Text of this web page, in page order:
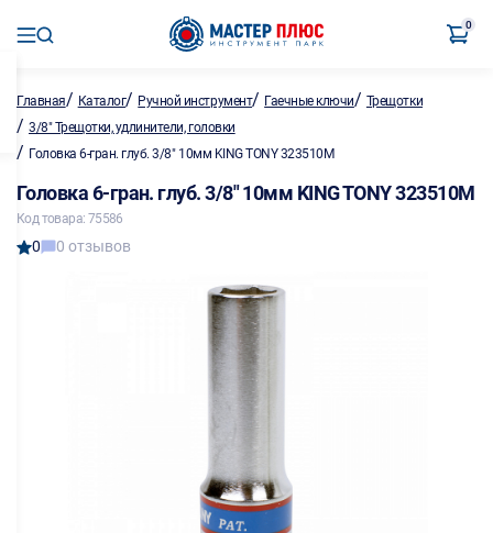
0
Главная/ Каталог/ Ручной инструмент/ Гаечные ключи/ Трещотки
/ 3/8" Трещотки, удлинители, головки
/ Головка 6-гран. глуб. 3/8" 10мм KING TONY 323510M
Головка 6-гран. глуб. 3/8" 10мм KING TONY 323510M
Код товара: 75586
0 0 отзывов